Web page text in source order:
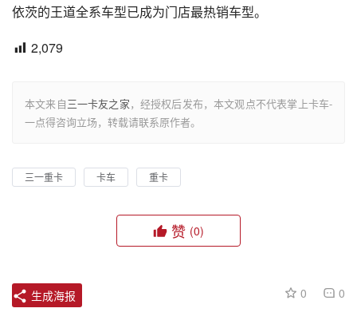
依茨的王道全系车型已成为门店最热销车型。
2,079
本文来自三一卡友之家，经授权后发布，本文观点不代表掌上卡车-
一点得咨询立场，转载请联系原作者。
三一重卡 卡车 重卡
赞 (0)
0 0
生成海报